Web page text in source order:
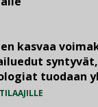
kasvaa
tuodaan
TILAAJILLE